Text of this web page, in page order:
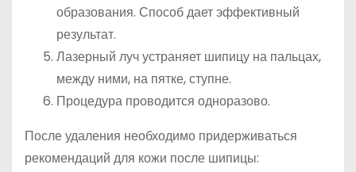
образования. Способ дает эффективный
результат.
Лазерный луч устраняет шипицу на пальцах,
между ними, на пятке, ступне.
Процедура проводится одноразово.
После удаления необходимо придерживаться
рекомендаций для кожи после шипицы: